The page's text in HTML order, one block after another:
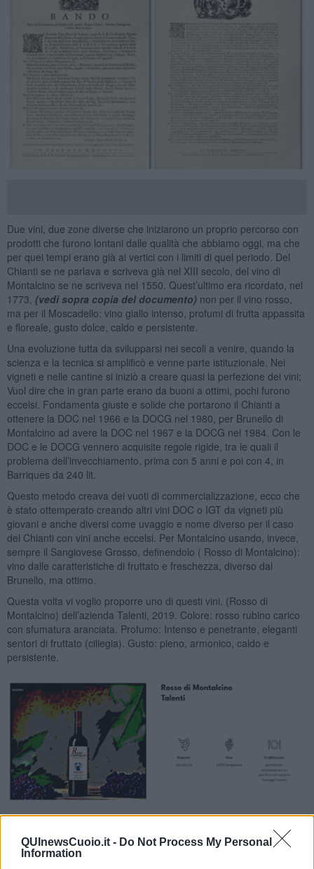
QUInewsCuoio.it - Do Not Process My Personal
Information
Due vini, due zone diverse che iniziarono un proprio percorso con
prodotti che furono lontani dalle qualità che abbiamo oggi, ma che
per quei tempi erano già ai vertici con i limiti di quel periodo. Del
Chianti se ne parlava e scriveva già nel XIII secolo, del vino di
Montalcino se ne scriveva nel 1550. Quest’ultimo era ricordato, nel
1773, (vedi sopra copia del documento) non per il vino rosso,
ma per il Moscadello: vino giallo intenso, profumi di frutta appassita
e floreale, gusto dolce, caldo e persistente.
Una evoluzione tutta da svilupparsi nei secoli a venire, quando la
scienza e la tecnica si amplificò e venne parte istituzionale. Nei
vigneti e nelle cantine si iniziò a creare quasi la perfezione dei vini;
Vuol dire che in gran parte erano da buoni a ottimi, pochi furono
eccelsi. Fondamenta giuste e solide che portarono il Chianti a
ottenere la DOC nel 1966 e la DOCG nel 1980, per Brunello di
Montalcino ad avere la DOC nel 1967 e la DOCG nel 1984. Con le
DOC e le DOCG vennero acquisite regole rigide, tra le quali il
problema dell’invecchiamento, prima con 5 anni e poi con 4, in
Barriques da 240 lit.
Questo metodo creava dei vuoti di commercializzazione, ecco che
è stato ottemperato creando altri vini DOC o IGT da vigneti più
giovani e anche diversi come uvaggio e nome diverso per il caso
del Chianti con vini anche eccelsi. Per Montalcino usando, invece,
sempre il Sangiovese Grosso, definendolo ( Rosso di Montalcino):
vino dalle caratteristiche di fruttato e freschezza, diverso dal
Brunello, ma ottimo.
Questa volta vi voglio proporre uno di questi vini. (Rosso di
Montalcino) dell’azienda Talenti, 2019. Colore: rosso rubino carico
con sfumatura aranciata. Profumo: Intenso e penetrante, eleganti
sentori di fruttato (ciliegia). Gusto: pieno, armonico, caldo e
persistente.
Nadio Stronchi